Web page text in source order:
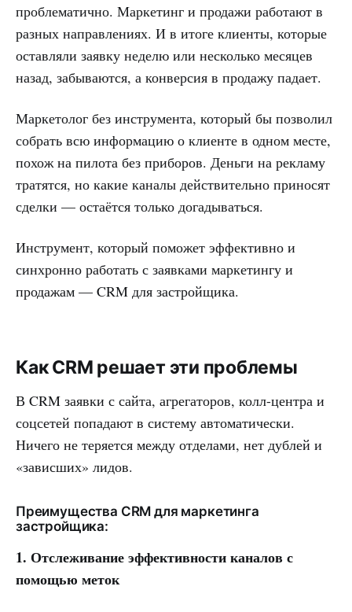
проблематично. Маркетинг и продажи работают в
разных направлениях. И в итоге клиенты, которые
оставляли заявку неделю или несколько месяцев
назад, забываются, а конверсия в продажу падает.
Маркетолог без инструмента, который бы позволил
собрать всю информацию о клиенте в одном месте,
похож на пилота без приборов. Деньги на рекламу
тратятся, но какие каналы действительно приносят
сделки — остаётся только догадываться.
Инструмент, который поможет эффективно и
синхронно работать с заявками маркетингу и
продажам — CRM для застройщика.
Как CRM решает эти проблемы
В CRM заявки с сайта, агрегаторов, колл-центра и
соцсетей попадают в систему автоматически.
Ничего не теряется между отделами, нет дублей и
«зависших» лидов.
Преимущества CRM для маркетинга
застройщика:
1. Отслеживание эффективности каналов с
помощью меток